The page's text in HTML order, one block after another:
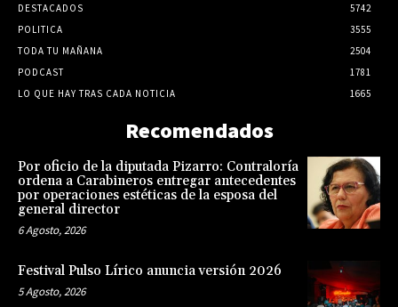
DESTACADOS
5742
POLITICA
3555
TODA TU MAÑANA
2504
PODCAST
1781
LO QUE HAY TRAS CADA NOTICIA
1665
Recomendados
Por oficio de la diputada Pizarro: Contraloría
ordena a Carabineros entregar antecedentes
por operaciones estéticas de la esposa del
general director
6 Agosto, 2026
Festival Pulso Lírico anuncia versión 2026
5 Agosto, 2026